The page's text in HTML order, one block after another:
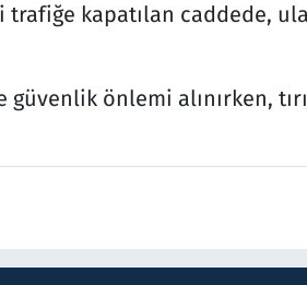
kapatılan caddede,
önlemi alınırken,